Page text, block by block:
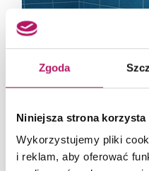
Zgoda
Niniejsza strona
Wykorzystujemy pliki
i reklam, aby oferować
Makoinstal
UR5P